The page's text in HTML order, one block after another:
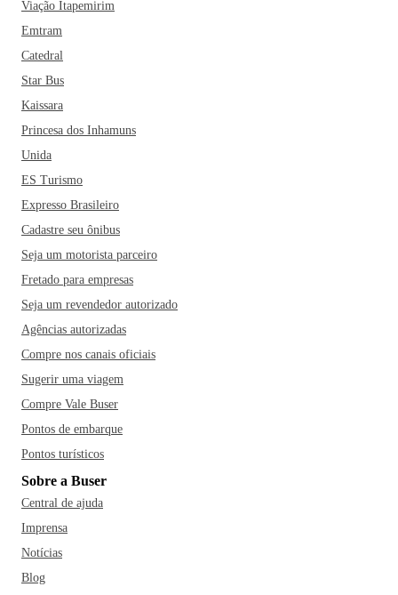
Viação Itapemirim
Emtram
Catedral
Star Bus
Kaissara
Princesa dos Inhamuns
Unida
ES Turismo
Expresso Brasileiro
Cadastre seu ônibus
Seja um motorista parceiro
Fretado para empresas
Seja um revendedor autorizado
Agências autorizadas
Compre nos canais oficiais
Sugerir uma viagem
Compre Vale Buser
Pontos de embarque
Pontos turísticos
Sobre a Buser
Central de ajuda
Imprensa
Notícias
Blog